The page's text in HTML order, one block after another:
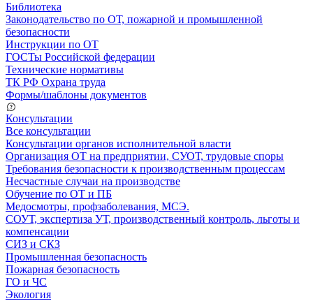
Библиотека
Законодательство по ОТ, пожарной и промышленной
безопасности
Инструкции по ОТ
ГОСТы Российской федерации
Технические нормативы
ТК РФ Охрана труда
Формы/шаблоны документов
Консультации
Все консультации
Консультации органов исполнительной власти
Организация ОТ на предприятии, СУОТ, трудовые споры
Требования безопасности к производственным процессам
Несчастные случаи на производстве
Обучение по ОТ и ПБ
Медосмотры, профзаболевания, МСЭ.
СОУТ, экспертиза УТ, производственный контроль, льготы и
компенсации
СИЗ и СКЗ
Промышленная безопасность
Пожарная безопасность
ГО и ЧС
Экология